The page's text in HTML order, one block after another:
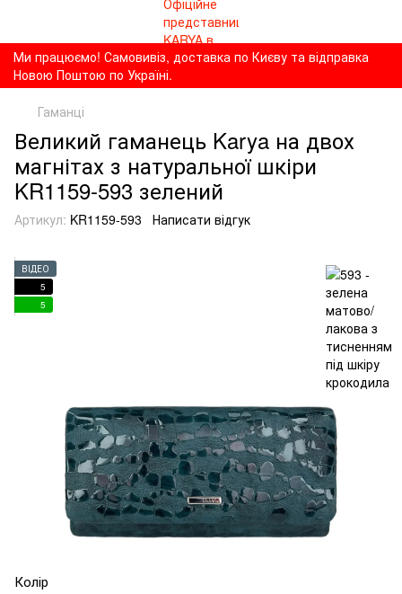
Ми працюємо! Самовивіз, доставка по Києву та відправка
Новою Поштою по Україні.
Гаманці
Великий гаманець Karya на двох
магнітах з натуральної шкіри
KR1159-593 зелений
Артикул: KR1159-593 Написати відгук
ВІДЕО
5
5
Колір